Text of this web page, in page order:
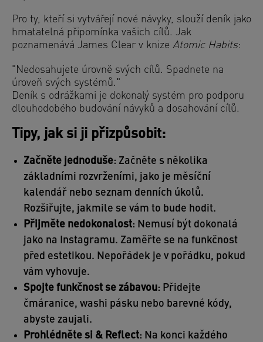
Pro ty, kteří si vytvářejí nové návyky, slouží deník jako
hmatatelná připomínka vašich cílů. Jak
poznamenává James Clear v knize Atomic Habits:
"Nedosahujete úrovně svých cílů. Spadnete na
úroveň svých systémů."
Deník s odrážkami je dokonalý systém pro podporu
dlouhodobého budování návyků a dosahování cílů.
Tipy, jak si ji přizpůsobit:
Začněte jednoduše: Začněte s několika
základními rozvrženími, jako je měsíční
kalendář nebo seznam denních úkolů.
Rozšiřujte, jakmile se vám to bude hodit.
Přijměte nedokonalost: Nemusí být dokonalá
jako na Instagramu. Zaměřte se na funkčnost
před estetikou. Nepořádek je v pořádku, pokud
vám vyhovuje.
Spojte funkčnost se zábavou: Přidejte
čmáranice, washi pásku nebo barevné kódy,
abyste zaujali.
Prohlédněte si & Reflect: Na konci každého